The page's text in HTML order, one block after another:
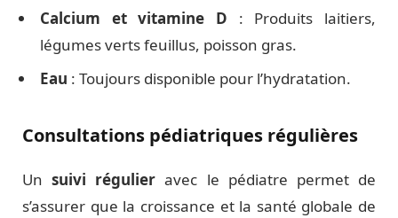
Calcium et vitamine D : Produits laitiers,
légumes verts feuillus, poisson gras.
Eau : Toujours disponible pour l’hydratation.
Consultations pédiatriques régulières
Unsuivi régulier avec le pédiatre permet de
s’assurer que la croissance et la santé globale de